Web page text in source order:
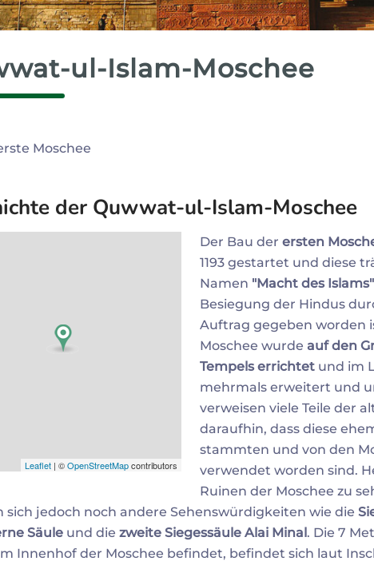
ul-Islam-Moschee
Moschee
der Quwwat-ul-Islam-Moschee
Leaflet | ©OpenStreetMapcontributors
Der Bau der ersten
1193 gestartet und diese
Namen "Macht des Islams"
Besiegung der Hindus
Auftrag gegeben worden
Moschee wurde auf den
Tempels errichtetund im
mehrmals erweitert und
verweisen viele Teile der
daraufhin, dass diese
stammten und von den
verwendet worden sind.
Ruinen der Moschee zu
sich jedoch noch andere Sehenswürdigkeiten wie die
Säule und die zweite Siegessäule Alai Minal. Die 7
Innenhof der Moschee befindet, befindet sich laut
Profil Zum Profil